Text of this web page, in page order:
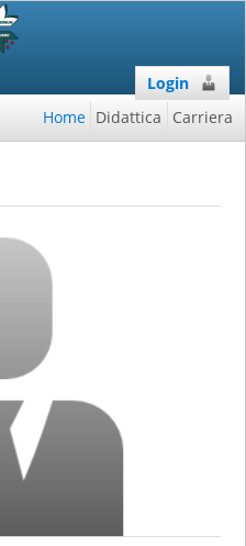
Login
Home Didattica Carriera